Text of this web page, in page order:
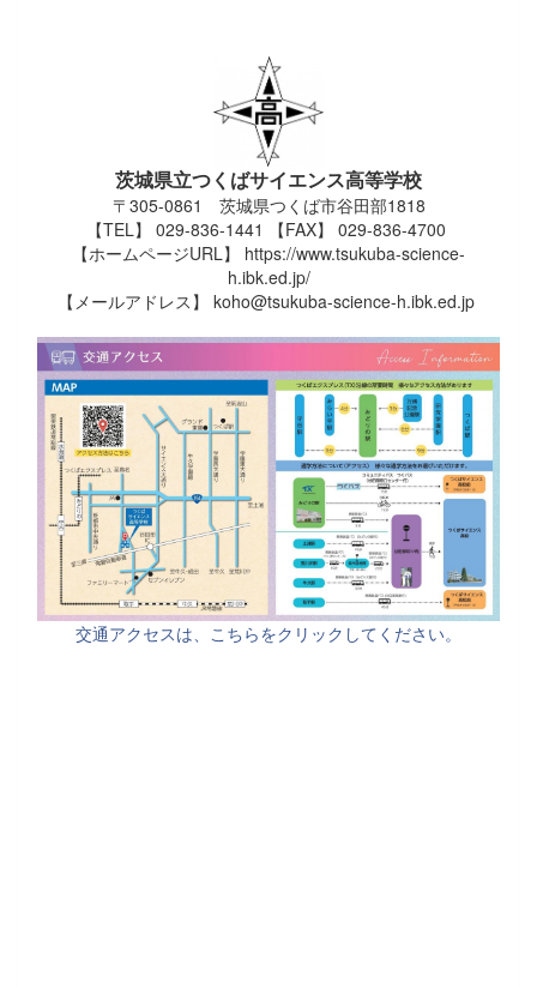
茨城県立つくばサイエンス高等学校
〒305-0861 茨城県つくば市谷田部1818
【TEL】 029-836-1441 【FAX】 029-836-4700
【ホームページURL】 https://www.tsukuba-science-
h.ibk.ed.jp/
【メールアドレス】 koho@tsukuba-science-h.ibk.ed.jp
交通アクセスは、こちらをクリックしてください。